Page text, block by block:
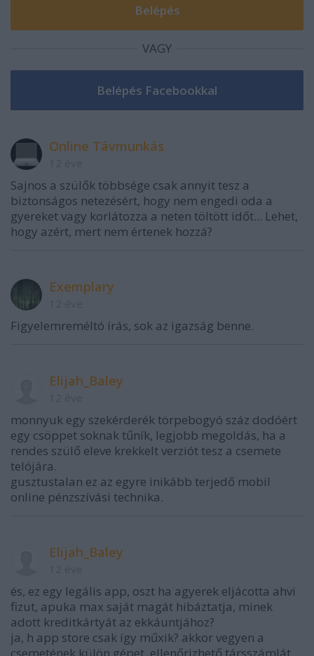
VAGY
Online Távmunkás
Sajnos a szülők többsége csak annyit tesz a
biztonságos netezésért, hogy nem engedi oda a
gyereket vagy korlátozza a neten töltött időt... Lehet,
hogy azért, mert nem értenek hozzá?
Exemplary
Figyelemreméltó írás, sok az igazság benne.
Elijah_Baley
monnyuk egy szekérderék törpebogyó száz dodóért
egy csöppet soknak tűník, legjobb megoldás, ha a
rendes szülő eleve krekkelt verziót tesz a csemete
telójára.
gusztustalan ez az egyre inikább terjedő mobil
online pénzszívási technika.
Elijah_Baley
és, ez egy legális app, oszt ha agyerek eljácotta ahvi
fizut, apuka max saját magát hibáztatja, minek
adott kreditkártyát az ekkáuntjához?
ja, h app store csak így műxik? akkor vegyen a